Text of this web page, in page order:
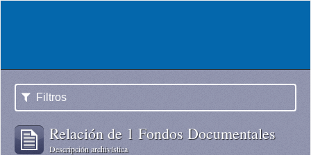
Filtros
Relación de 1 Fondos Documentales
Descripción archivística